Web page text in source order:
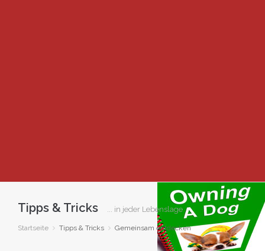
Tipps & Tricks ... in jeder Lebenslage
Startseite Tipps & Tricks Gemeinsam entdecken